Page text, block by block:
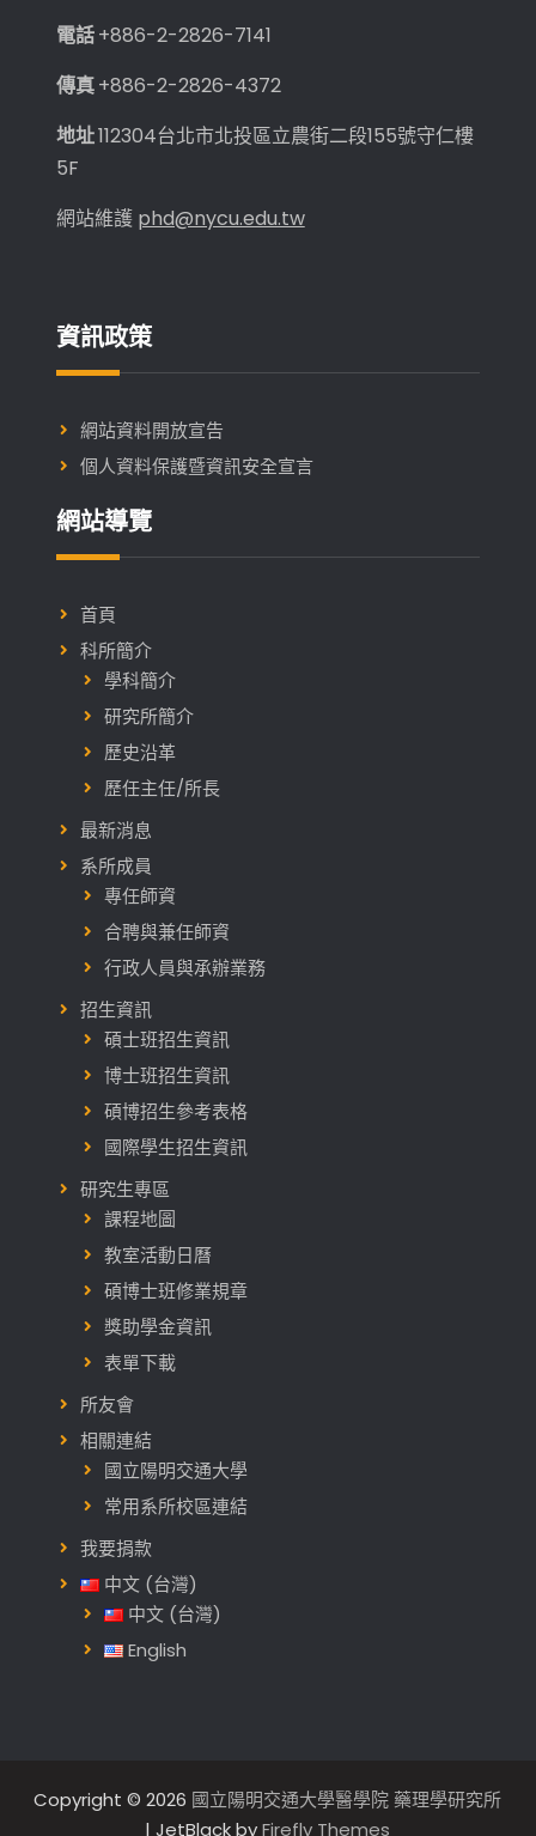
電話+886-2-2826-7141
傳真+886-2-2826-4372
地址112304台北市北投區立農街二段155號守仁樓
5F
網站維護 phd@nycu.edu.tw
資訊政策
網站資料開放宣告
個人資料保護暨資訊安全宣言
網站導覽
首頁
科所簡介
學科簡介
研究所簡介
歷史沿革
歷任主任/所長
最新消息
系所成員
專任師資
合聘與兼任師資
行政人員與承辦業務
招生資訊
碩士班招生資訊
博士班招生資訊
碩博招生參考表格
國際學生招生資訊
研究生專區
課程地圖
教室活動日曆
碩博士班修業規章
獎助學金資訊
表單下載
所友會
相關連結
國立陽明交通大學
常用系所校區連結
我要捐款
中文 (台灣)
中文 (台灣)
English
Copyright © 2026 國立陽明交通大學醫學院 藥理學研究所
| JetBlack byFirefly Themes